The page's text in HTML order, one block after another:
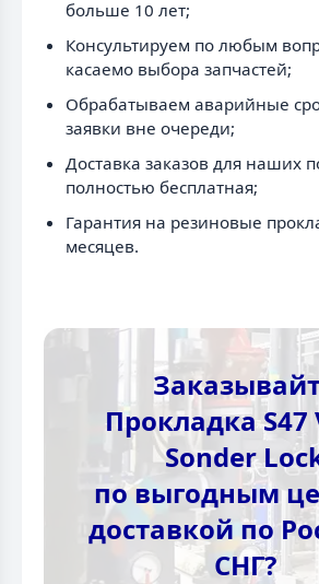
больше 10 лет;
Консультируем по любым
касаемо выбора запчастей;
Обрабатываем аварийные
заявки вне очереди;
Доставка заказов для наших
полностью бесплатная;
Гарантия на резиновые
месяцев.
Прокладка S47
Sonder
по выгодным
доставкой по
СНГ?